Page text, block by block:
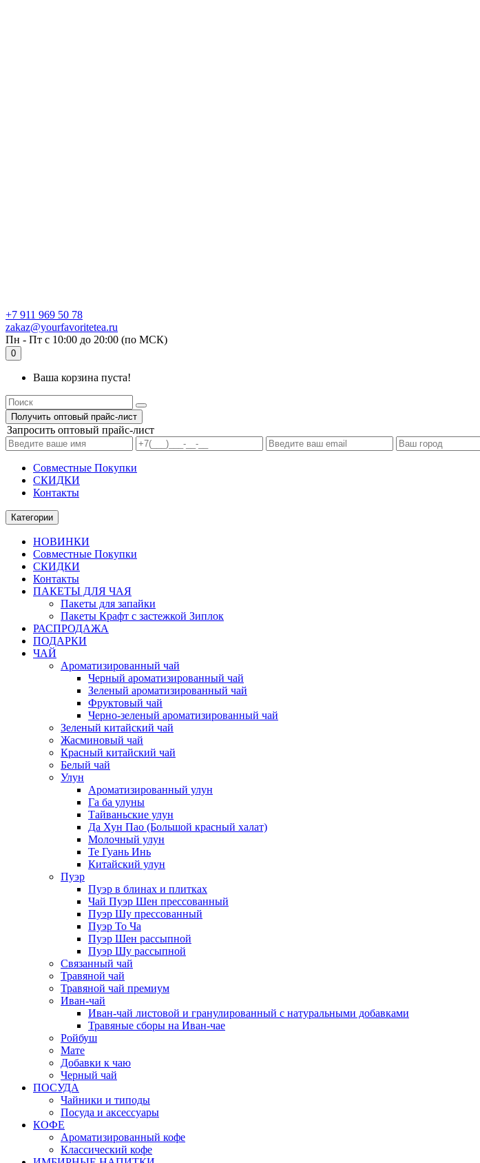
+7 911 969 50 78
zakaz@yourfavoritetea.ru
Пн - Пт с 10:00 до 20:00 (по МСК)
0
Ваша корзина пуста!
Получить оптовый прайс-лист
Запросить оптовый прайс-лист
Совместные Покупки
СКИДКИ
Контакты
Категории
НОВИНКИ
Совместные Покупки
СКИДКИ
Контакты
ПАКЕТЫ ДЛЯ ЧАЯ
Пакеты для запайки
Пакеты Крафт с застежкой Зиплок
РАСПРОДАЖА
ПОДАРКИ
ЧАЙ
Ароматизированный чай
Черный ароматизированный чай
Зеленый ароматизированный чай
Фруктовый чай
Черно-зеленый ароматизированный чай
Зеленый китайский чай
Жасминовый чай
Красный китайский чай
Белый чай
Улун
Ароматизированный улун
Га ба улуны
Тайваньские улун
Да Хун Пао (Большой красный халат)
Молочный улун
Те Гуань Инь
Китайский улун
Пуэр
Пуэр в блинах и плитках
Чай Пуэр Шен прессованный
Пуэр Шу прессованный
Пуэр То Ча
Пуэр Шен рассыпной
Пуэр Шу рассыпной
Связанный чай
Травяной чай
Травяной чай премиум
Иван-чай
Иван-чай листовой и гранулированный с натуральными добавками
Травяные сборы на Иван-чае
Ройбуш
Мате
Добавки к чаю
Черный чай
ПОСУДА
Чайники и типоды
Посуда и аксессуары
КОФЕ
Ароматизированный кофе
Классический кофе